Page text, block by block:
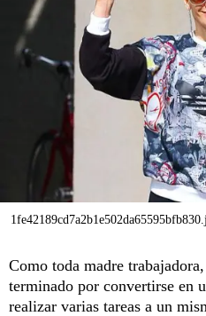
Como toda madre
terminado por convertirse en
realizar varias tareas a un